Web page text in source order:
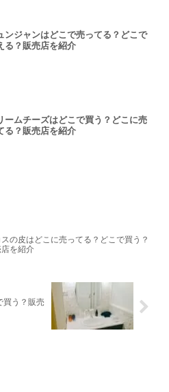
ンジャンはどこで売ってる？どこで
る？販売店を紹介
ームチーズはどこで買う？どこに売
る？販売店を紹介
スの皮はどこに売ってる？どこで買う？
を紹介
買う？販売